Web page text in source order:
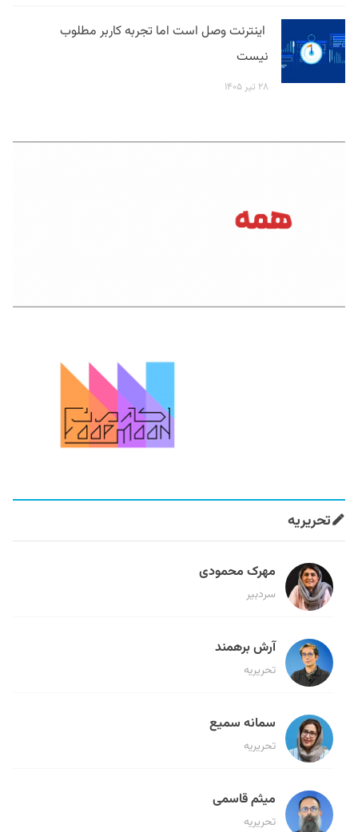
اینترنت وصل است اما تجربه کاربر مطلوب
نیست
۲۸ تیر ۱۴۰۵
تحریریه
مهرک محمودی
سردبیر
آرش برهمند
تحریریه
سمانه سمیع
تحریریه
میثم قاسمی
تحریریه